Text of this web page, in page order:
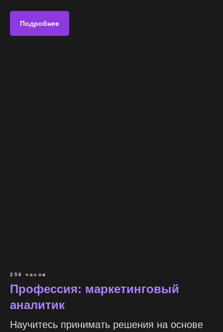
Подробнее
256 часов
Профессия: маркетинговый
аналитик
Научитесь принимать решения на основе